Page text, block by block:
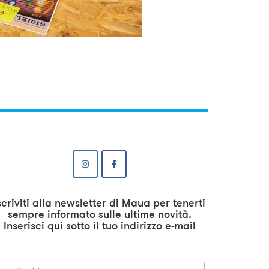
alla newsletter di Maua per tenerti
sempre informato sulle ultime novità.
Inserisci qui sotto il tuo indirizzo e-mail